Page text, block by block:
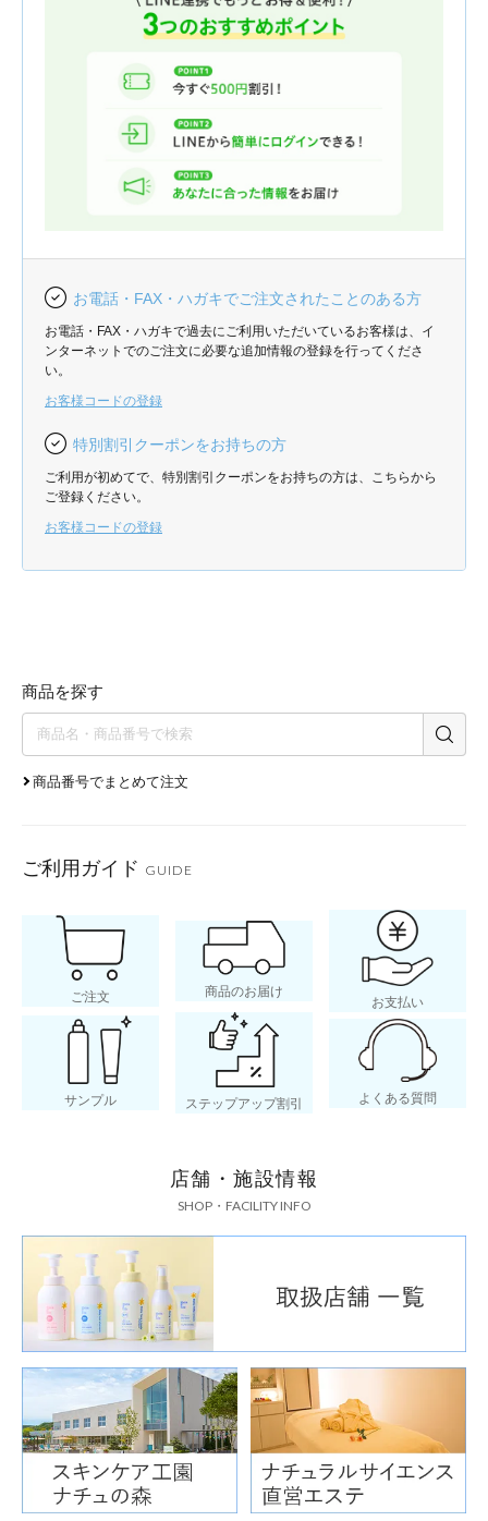
お電話・FAX・ハガキでご注文されたことのある方
お電話・FAX・ハガキで過去にご利用いただいているお客様は、イ
ンターネットでのご注文に必要な追加情報の登録を行ってくださ
い。
お客様コードの登録
特別割引クーポンをお持ちの方
ご利用が初めてで、特別割引クーポンをお持ちの方は、こちらから
ご登録ください。
お客様コードの登録
商品を探す
商品番号でまとめて注文
ご利用ガイド GUIDE
ご注文 商品のお届け
お支払い
サンプル ステップアップ割引 よくある質問
店舗・施設情報
SHOP・FACILITY INFO